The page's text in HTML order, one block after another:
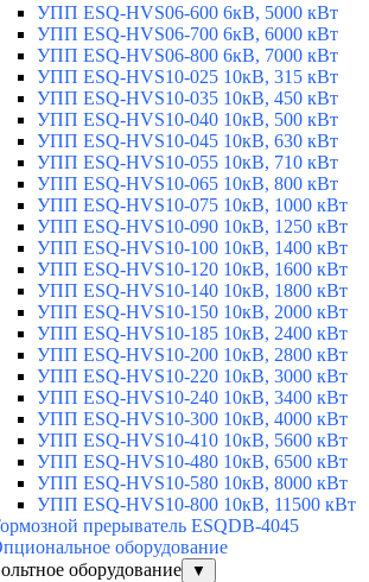
УПП ESQ-HVS06-600 6кВ, 5000 кВт
УПП ESQ-HVS06-700 6кВ, 6000 кВт
УПП ESQ-HVS06-800 6кВ, 7000 кВт
УПП ESQ-HVS10-025 10кВ, 315 кВт
УПП ESQ-HVS10-035 10кВ, 450 кВт
УПП ESQ-HVS10-040 10кВ, 500 кВт
УПП ESQ-HVS10-045 10кВ, 630 кВт
УПП ESQ-HVS10-055 10кВ, 710 кВт
УПП ESQ-HVS10-065 10кВ, 800 кВт
УПП ESQ-HVS10-075 10кВ, 1000 кВт
УПП ESQ-HVS10-090 10кВ, 1250 кВт
УПП ESQ-HVS10-100 10кВ, 1400 кВт
УПП ESQ-HVS10-120 10кВ, 1600 кВт
УПП ESQ-HVS10-140 10кВ, 1800 кВт
УПП ESQ-HVS10-150 10кВ, 2000 кВт
УПП ESQ-HVS10-185 10кВ, 2400 кВт
УПП ESQ-HVS10-200 10кВ, 2800 кВт
УПП ESQ-HVS10-220 10кВ, 3000 кВт
УПП ESQ-HVS10-240 10кВ, 3400 кВт
УПП ESQ-HVS10-300 10кВ, 4000 кВт
УПП ESQ-HVS10-410 10кВ, 5600 кВт
УПП ESQ-HVS10-480 10кВ, 6500 кВт
УПП ESQ-HVS10-580 10кВ, 8000 кВт
УПП ESQ-HVS10-800 10кВ, 11500 кВт
прерыватель ESQDB-4045
оборудование
оборудование
▼